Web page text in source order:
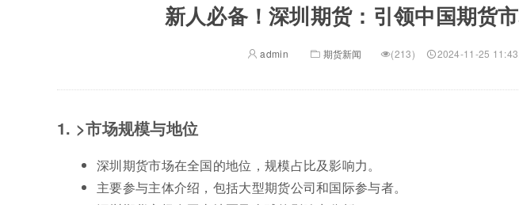
新人必备！深圳期货：引领中国期货
admin 期货新闻 (213) 2024-11-25
1. >市场规模与地位
深圳期货市场在全国的地位，规模占比及影响力。
主要参与主体介绍，包括大型期货公司和国际参与者。